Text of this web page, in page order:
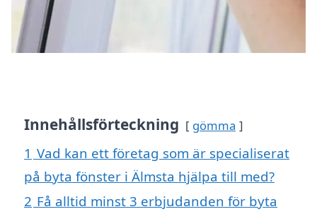
Innehållsförteckning gömma
1 Vad kan ett företag som är specialiserat
på byta fönster i Älmsta hjälpa till med?
2 Få alltid minst 3 erbjudanden för byta